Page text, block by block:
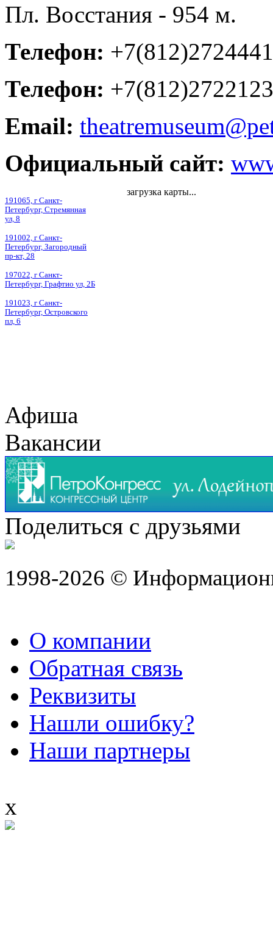
Пл. Восстания - 954 м.
Телефон: +7(812)2724441
Телефон: +7(812)2722123
Email:
Официальный сайт:
191065, г Санкт-
Петербург, Стремянная
ул, 8
191002, г Санкт-
Петербург, Загородный
пр-кт, 28
197022, г Санкт-
Петербург, Графтио ул, 2Б
191023, г Санкт-
Петербург, Островского
пл, 6
загрузка карты...
Афиша
Вакансии
Поделиться с друзьями
1998-2026 ©
О компании
Обратная связь
Реквизиты
Нашли ошибку?
Наши партнеры
x